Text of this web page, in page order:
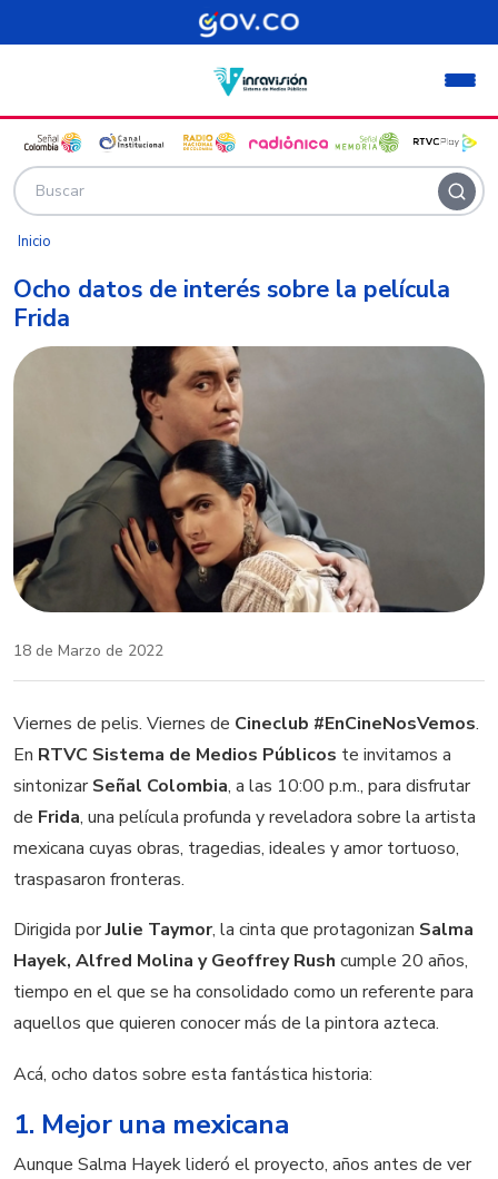
Pasar al contenido principal
Inicio
Ocho datos de interés sobre la película
Frida
18 de Marzo de 2022
Viernes de pelis. Viernes de Cineclub #EnCineNosVemos.
En RTVC Sistema de Medios Públicos te invitamos a
sintonizarSeñal Colombia, a las 10:00 p.m., para disfrutar
de Frida, una película profunda y reveladora sobre la artista
mexicana cuyas obras, tragedias, ideales y amor tortuoso,
traspasaron fronteras.
Dirigida porJulie Taymor, la cinta que protagonizan Salma
Hayek, Alfred Molina y Geoffrey Rush cumple 20 años,
tiempo en el que se ha consolidado como un referente para
aquellos que quieren conocer más de la pintora azteca.
Acá, ocho datos sobre esta fantástica historia:
1. Mejor una mexicana
Aunque Salma Hayek lideró el proyecto, años antes de ver